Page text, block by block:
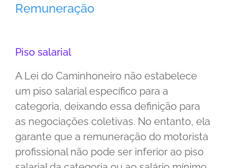
Remuneração
Piso salarial
A Lei do Caminhoneiro não estabelece
um piso salarial específico para a
categoria, deixando essa definição para
as negociações coletivas. No entanto, ela
garante que a remuneração do motorista
profissional não pode ser inferior ao piso